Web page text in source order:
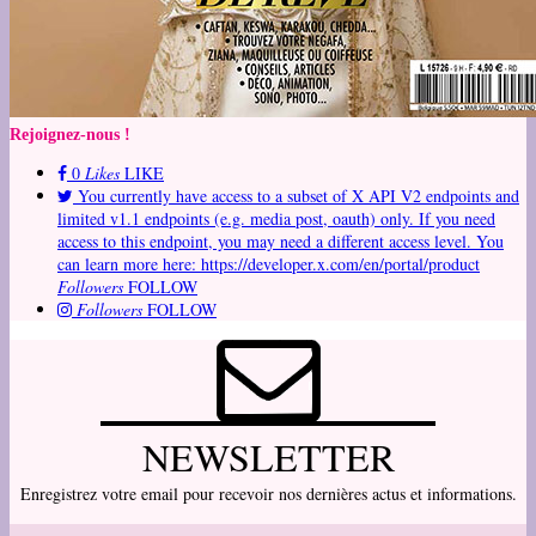
Rejoignez-nous !
0 Likes LIKE
You currently have access to a subset of X API V2 endpoints and
limited v1.1 endpoints (e.g. media post, oauth) only. If you need
access to this endpoint, you may need a different access level. You
can learn more here: https://developer.x.com/en/portal/product
Followers FOLLOW
Followers FOLLOW
NEWSLETTER
Enregistrez votre email pour recevoir nos dernières actus et informations.